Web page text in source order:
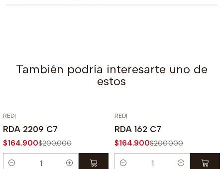
También podría interesarte uno de
estos
RED|
RDA 2209 C7
$164.900$200.000
RED|
RDA 162 C7
$164.900$200.000